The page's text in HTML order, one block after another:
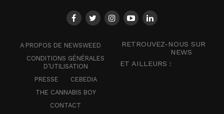
A PROPOS DE NEWSWEED
CONDITIONS GÉNÉRALES
D’UTILISATION
PRESSE
CEBEDIA
THE CANNABIS BOY
CONTACT
RETROUVEZ-NOUS SUR
NEWS
ET AILLEURS :